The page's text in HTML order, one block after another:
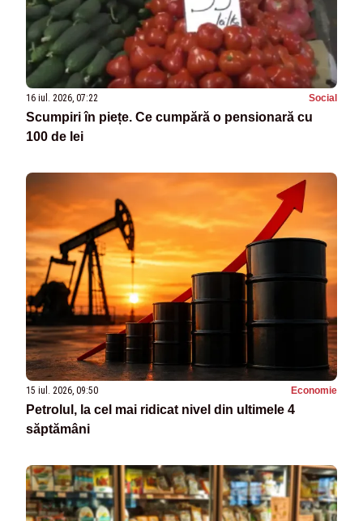
16 iul. 2026, 07:22 Social
Scumpiri în piețe. Ce cumpără o pensionară cu
100 de lei
15 iul. 2026, 09:50 Economie
Petrolul, la cel mai ridicat nivel din ultimele 4
săptămâni